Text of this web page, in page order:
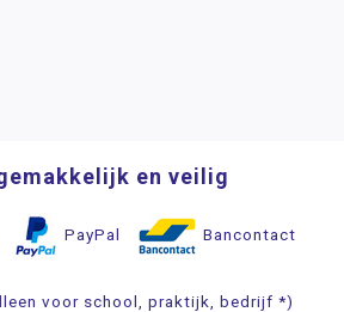
en veilig
PayPal Bancontact
voor school, praktijk, bedrijf *)